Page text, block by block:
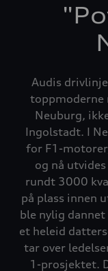
Audis
toppmoderne
Neuburg,
Ingolstadt. I
for F1-
og nå
rundt 3000
på plass innen
ble nylig
et heleid
tar over
1-prosjektet.